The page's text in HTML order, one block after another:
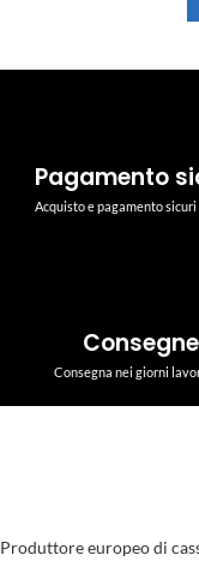
Pagamento
Acquisto e pagamento sicuri
Consegne
Consegna nei giorni
Produttore europeo di